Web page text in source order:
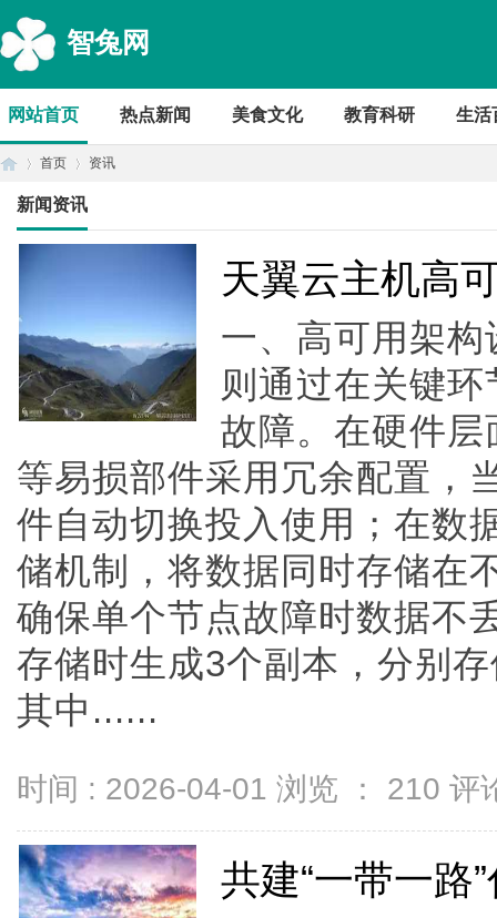
智兔网
网站首页 热点新闻 美食文化 教育科研 生活
首页 资讯
新闻资讯
天翼云主机高
一、高可用架
则通过在关键
故障。在硬件
等易损部件采用冗余配置，
件自动切换投入使用；在数
储机制，将数据同时存储在
确保单个节点故障时数据不
存储时生成3个副本，分别
其中......
时间 : 2026-04-01 浏览 ： 210 评
共建“一带一路